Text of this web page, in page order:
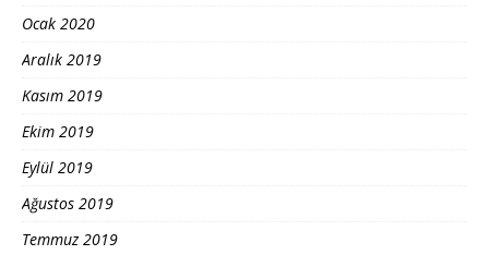
Ocak 2020
Aralık 2019
Kasım 2019
Ekim 2019
Eylül 2019
Ağustos 2019
Temmuz 2019